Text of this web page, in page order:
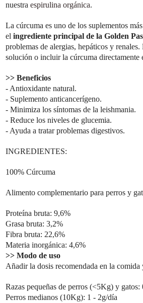
nuestra espirulina orgánica.
La cúrcuma es uno de los suplementos
el ingrediente principal de la Golden
problemas de alergias, hepáticos y renales.
solución o incluir la cúrcuma directamente
>> Beneficios
- Antioxidante natural.
- Suplemento anticancerígeno.
- Minimiza los síntomas de la leishmania.
- Reduce los niveles de glucemia.
- Ayuda a tratar problemas digestivos.
INGREDIENTES:
100% Cúrcuma
Alimento complementario para perros y
Proteína bruta: 9,6%
Grasa bruta: 3,2%
Fibra bruta: 22,6%
Materia inorgánica: 4,6%
>> Modo de uso
Añadir la dosis recomendada en la comida
Razas pequeñas de perros (<5Kg) y gatos:
Perros medianos (10Kg): 1 - 2g/día